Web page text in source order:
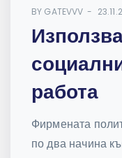
BY GATEVVV
работа
Фирмената
по два начина